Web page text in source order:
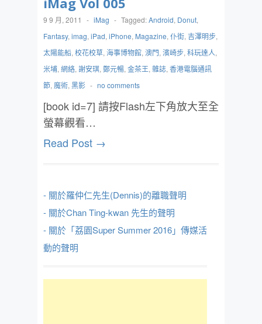
9 9 月, 2011 - iMag - Tagged:Android, Donut,
Fantasy, imag, iPad, iPhone, Magazine, 仆街, 吉澤明步,
太陽能船, 校花校草, 海事博物館, 澳門, 濱崎步, 科玩達人,
米埔, 網絡, 謝安琪, 鄭元暢, 金茶王, 雜誌, 香港電腦通訊
節, 魔術, 黑影 - no comments
[book id=7] 請按Flash左下角放大至全
螢幕觀看…
Read Post →
- 關於羅仲仁先生(Dennis)的離職聲明
- 關於Chan Ting-kwan 先生的聲明
- 關於「荔園Super Summer 2016」傳媒活
動的聲明